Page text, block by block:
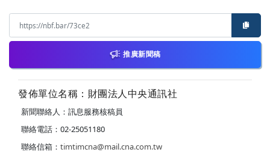
推廣新聞稿
發佈單位名稱：財團法人中央通訊社
新聞聯絡人：訊息服務核稿員
聯絡電話：02-25051180
聯絡信箱： timtimcna@mail.cna.com.tw